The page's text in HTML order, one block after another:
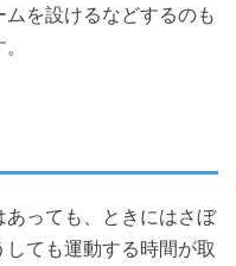
を設けるなどするのも
っても、ときにはさぼ
ても運動する時間が取